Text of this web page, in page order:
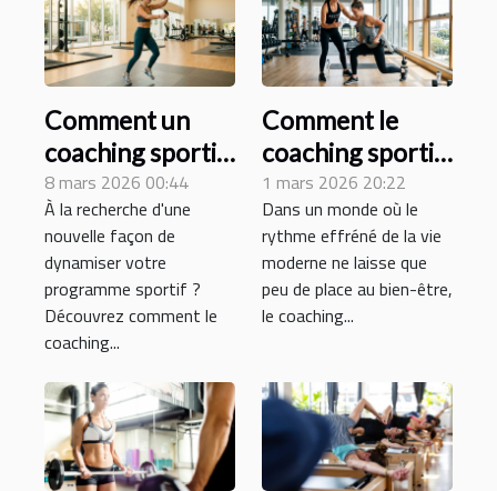
Comment un
coaching sportif
virtuel peut
transformer
votre routine
d'entraînement ?
8 mars 2026 00:44
À la recherche d'une
nouvelle façon de
dynamiser votre
programme sportif ?
Découvrez comment le
coaching...
Comment le
coaching sportif
à domicile
révolutionne-t-il
l'entraînement
personnel ?
1 mars 2026 20:22
Dans un monde où le
rythme effréné de la vie
moderne ne laisse que
peu de place au bien-être,
le coaching...